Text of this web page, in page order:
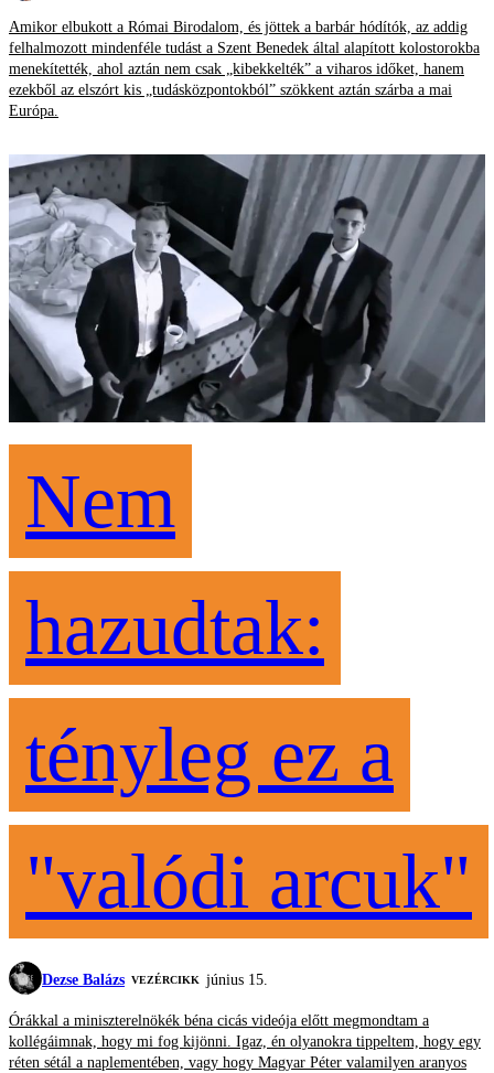
Amikor elbukott a Római Birodalom, és jöttek a barbár hódítók, az addig
felhalmozott mindenféle tudást a Szent Benedek által alapított kolostorokba
menekítették, ahol aztán nem csak „kibekkelték” a viharos időket, hanem
ezekből az elszórt kis „tudásközpontokból” szökkent aztán szárba a mai
Európa.
Nem
hazudtak:
tényleg ez a
"valódi arcuk"
Dezse Balázs VEZÉRCIKK június 15.
Órákkal a miniszterelnökék béna cicás videója előtt megmondtam a
kollégáimnak, hogy mi fog kijönni. Igaz, én olyanokra tippeltem, hogy egy
réten sétál a naplementében, vagy hogy Magyar Péter valamilyen aranyos